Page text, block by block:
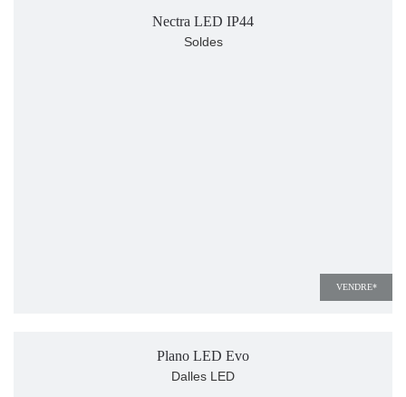
VENDRE*
Nectra LED IP44
Soldes
Plano LED Evo
Dalles LED